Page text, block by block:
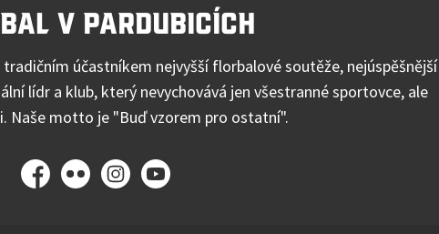
v Pardubicích
tradičním účastníkem nejvyšší florbalové soutěže, nejúspěšnější
lídr a klub, který nevychovává jen všestranné sportovce, ale
Naše motto je "Buď vzorem pro ostatní".
Facebook
Flickr Instagram
YouTube